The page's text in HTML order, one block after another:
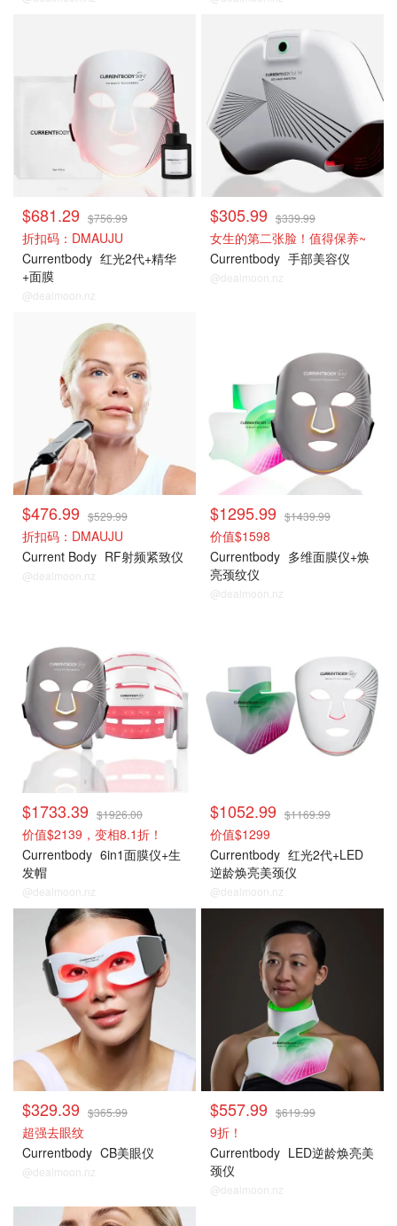
$681.29 $756.99
折扣码：DMAUJU
Currentbody 红光2代+精华
+面膜
@dealmoon.nz
$305.99 $339.99
女生的第二张脸！值得保养~
Currentbody 手部美容仪
@dealmoon.nz
$476.99 $529.99
折扣码：DMAUJU
Current Body RF射频紧致仪
@dealmoon.nz
$1295.99 $1439.99
价值$1598
Currentbody 多维面膜仪+焕
亮颈纹仪
@dealmoon.nz
$1733.39 $1926.00
价值$2139，变相8.1折！
Currentbody 6in1面膜仪+生
发帽
@dealmoon.nz
$1052.99 $1169.99
价值$1299
Currentbody 红光2代+LED
逆龄焕亮美颈仪
@dealmoon.nz
$329.39 $365.99
超强去眼纹
Currentbody CB美眼仪
@dealmoon.nz
$557.99 $619.99
9折！
Currentbody LED逆龄焕亮美
颈仪
@dealmoon.nz